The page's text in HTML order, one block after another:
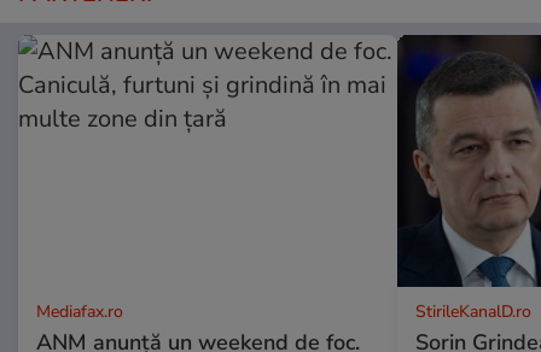
Mediafax.ro
ANM anunță un weekend de foc.
StirileKanalD.ro
Sorin